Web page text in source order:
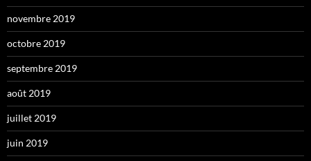
novembre 2019
octobre 2019
septembre 2019
août 2019
juillet 2019
juin 2019